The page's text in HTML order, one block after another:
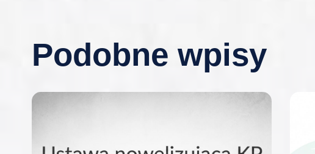
Podobne wpisy